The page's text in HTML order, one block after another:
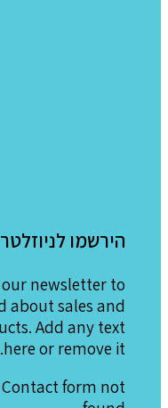
הירשמו
newsletter to
about sales and
Add any text
here or remove it.
Contact form not